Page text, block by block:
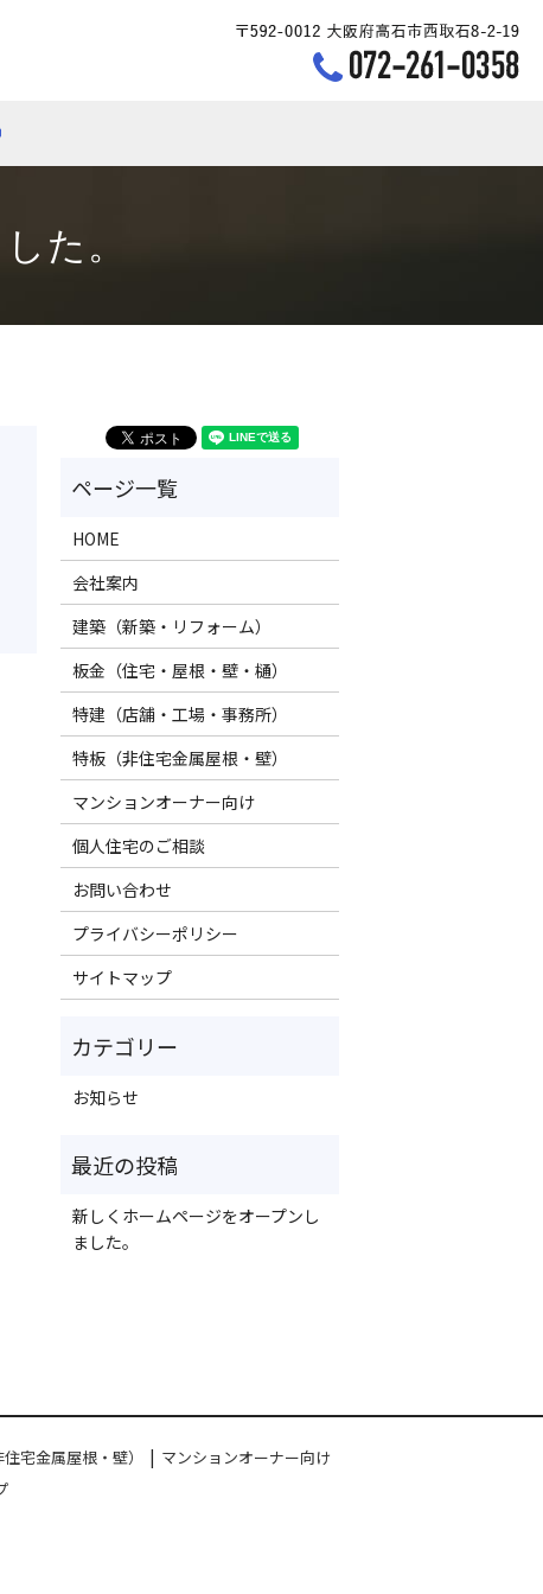
た。
HOME
会社案内
建築（新築・リフォーム）
板金（住宅・屋根・壁・樋）
特建（店舗・工場・事務所）
特板（非住宅金属屋根・壁）
マンションオーナー向け
個人住宅のご相談
お問い合わせ
プライバシーポリシー
サイトマップ
お知らせ
新しくホームページをオープンし
ました。
宅金属屋根・壁）
マンションオーナー向け